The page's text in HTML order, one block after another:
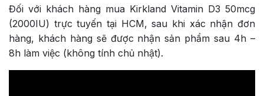
Đối với khách hàng mua Kirkland Vitamin D3 50mcg
(2000IU) trực tuyến tại HCM, sau khi xác nhận đơn
hàng, khách hàng sẽ được nhận sản phẩm sau 4h –
8h làm việc (không tính chủ nhật).